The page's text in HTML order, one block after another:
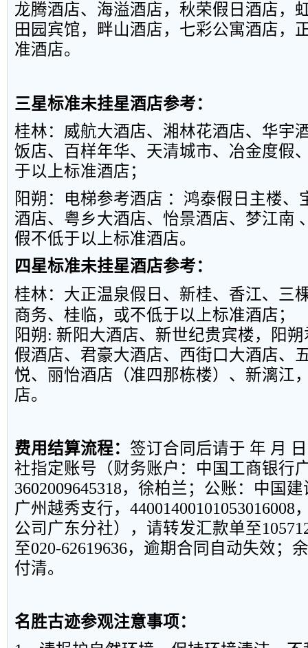
龙腾酒店、海溢酒店，秋荣假日酒店，
田园宾馆，畔山酒店，七彩公寓酒店，
准酒店。
三星标准未挂星酒店参考：
桂林：威航大酒店、湘林花酒店、华宇
饭店、百样年华、天清城市、冶金度假
于以上标准酒店；
阳朔：电梯参考酒店 ：鸿泰假日主楼、
酒店、粤乡大酒店、怡景酒店、梦江南
假不低于以上标准酒店。
四星标准未挂星酒店参考：
桂林：大正温泉假日、新桂、香江、三
商务、桂临，或不低于以上标准酒店；
阳朔 : 新阳大酒店、新世纪贵宾楼，阳
假酒店、君豪大酒店、西街口大酒店、
悦、丽怡酒店（准四那栋楼）、新漓江
店。
费用结算流程： 签订合同后请于 年 月
社指定账号（财务账户：中国工商银行
3602009645318，徐柏兰；公账：中国
广州越秀支行， 44001400101053016008
公司广东分社），请转发汇款单至
至020-62619636，逾期合同自动失效；
付清。
名胜古迹参观注意事项：